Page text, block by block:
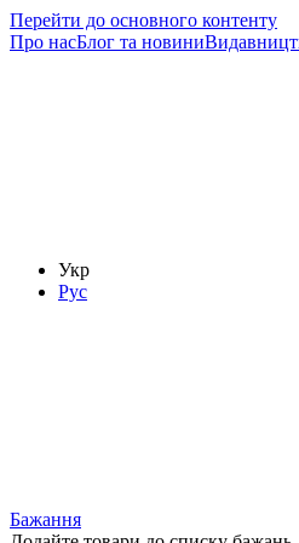
Перейти до основного контенту
Про насБлог та новини
Укр
Рус
Бажання